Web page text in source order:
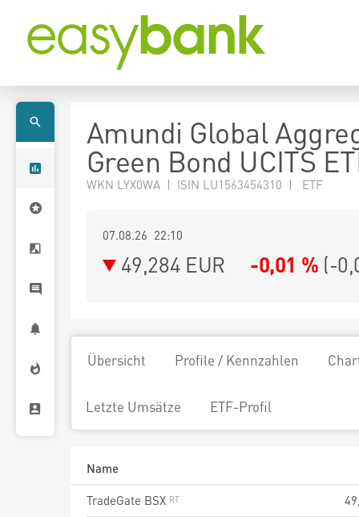
Amundi Global
Green Bond UCITS
WKN LYX0WA | ISIN LU1563454310 | ETF
07.08.26 22:10
49,284 EUR -0,01 % (-
Übersicht Profile / Kennzahlen
Letzte Umsätze ETF-Profil
Name
TradeGate BSX